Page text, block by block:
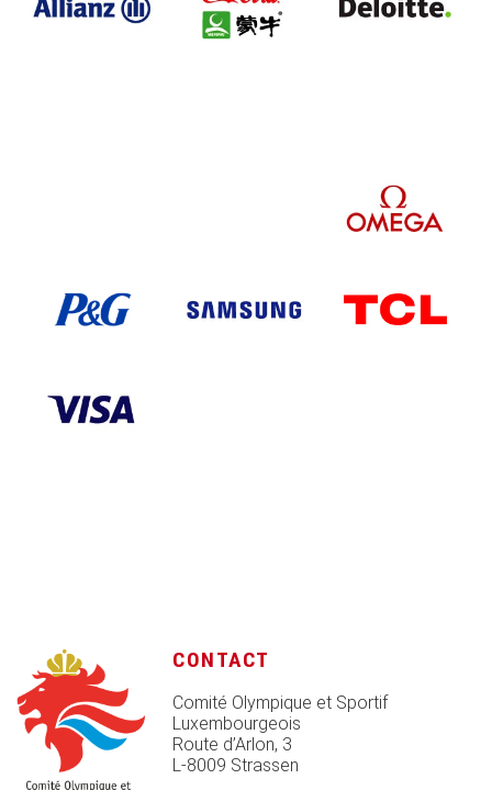
CONTACT
Comité Olympique et Sportif
Luxembourgeois
Route d’Arlon, 3
L-8009 Strassen